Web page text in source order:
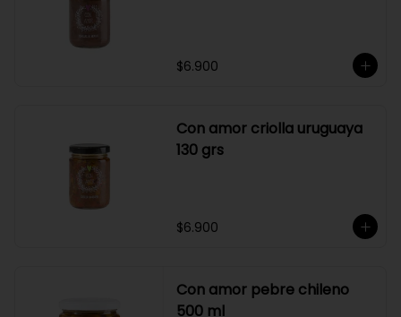
$6.900
Con amor criolla uruguaya
130 grs
$6.900
Con amor pebre chileno
500 ml